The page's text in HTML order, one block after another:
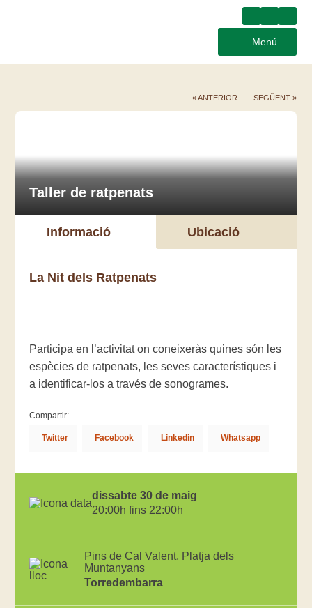
Menú
« ANTERIOR SEGÜENT »
Taller de ratpenats
Informació Ubicació
La Nit dels Ratpenats
Participa en l’activitat on coneixeràs quines són les
espècies de ratpenats, les seves característiques i
a identificar-los a través de sonogrames.
Compartir:
Twitter Facebook Linkedin Whatsapp
dissabte 30 de maig
20:00h fins 22:00h
Pins de Cal Valent, Platja dels
Muntanyans
Torredembarra